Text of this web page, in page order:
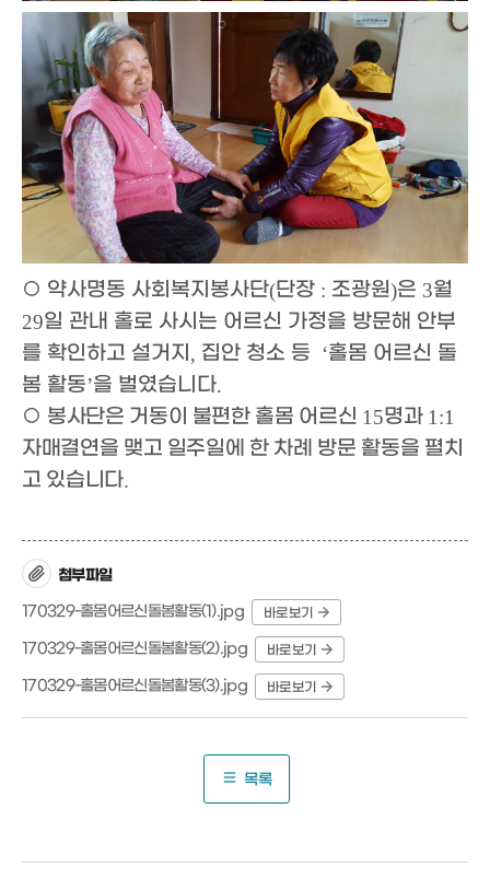
○ 약사명동 사회복지봉사단(단장 : 조광원)은 3월
29일 관내 홀로 사시는 어르신 가정을 방문해 안부
를 확인하고 설거지 , 집안 청소 등 ‘홀몸 어르신 돌
봄 활동’을 벌였습니다.
○ 봉사단은 거동이 불편한 홀몸 어르신 15명과 1:1
자매결연을 맺고 일주일에 한 차례 방문 활동을 펼치
고 있습니다.
첨부파일
170329-홀몸어르신돌봄활동(1).jpg
바로보기
170329-홀몸어르신돌봄활동(2).jpg 바로보기
170329-홀몸어르신돌봄활동(3).jpg 바로보기
목록